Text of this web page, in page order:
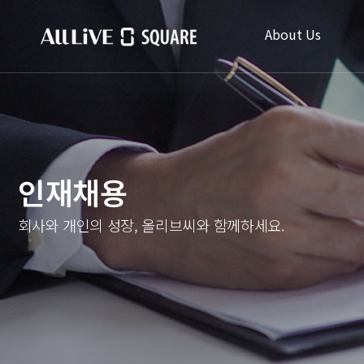
About Us
인재채용
회사와 개인의 성장, 올리브씨와 함께하세요.